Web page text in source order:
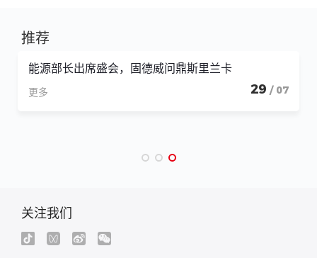
推荐
能源部长出席盛会，固德威问鼎斯里兰卡
更多 29 / 07
关注我们